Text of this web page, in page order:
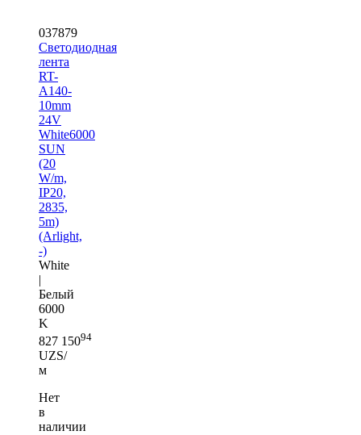
037879
Светодиодная
лента
RT-
A140-
10mm
24V
White6000
SUN
(20
W/m,
IP20,
2835,
5m)
(Arlight,
-)
White
|
Белый
6000
K
827 15094
UZS/
м
Нет
в
наличии